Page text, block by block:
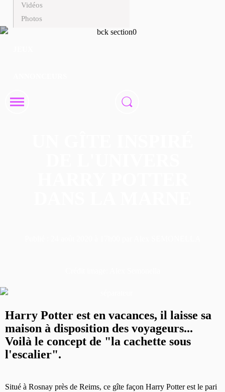
Vidéos
Photos
Harry Potter est en vacances, il laisse sa
maison à disposition des voyageurs...
Voilà le concept de "la cachette sous
l'escalier".
Situé à Rosnay près de Reims, ce gîte façon Harry Potter est le pari